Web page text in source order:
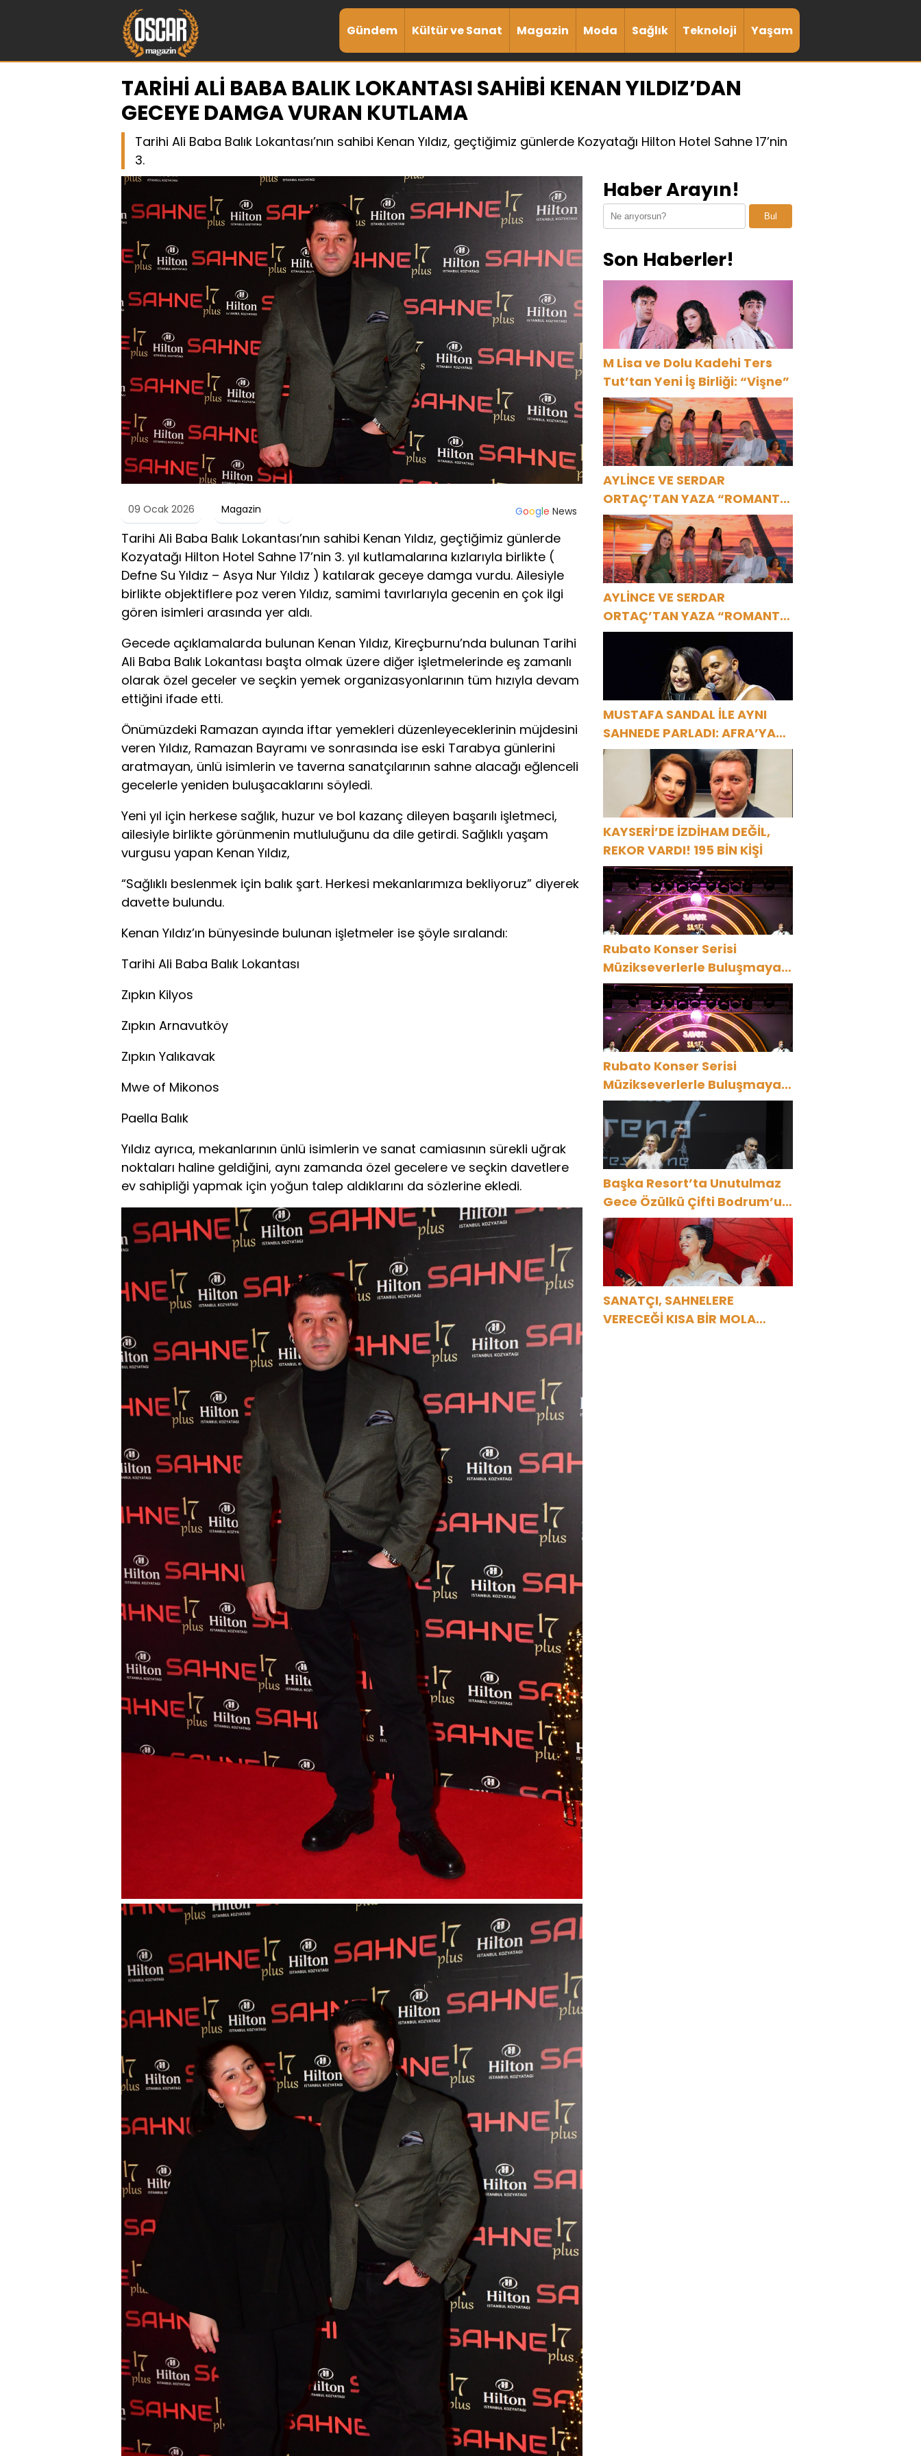
Gündem Kültür ve Sanat Magazin Moda Sağlık Teknoloji Yaşam
TARİHİ ALİ BABA BALIK LOKANTASI SAHİBİ KENAN YILDIZ’DAN
GECEYE DAMGA VURAN KUTLAMA
Tarihi Ali Baba Balık Lokantası’nın sahibi Kenan Yıldız, geçtiğimiz günlerde Kozyatağı Hilton Hotel Sahne 17’nin
3.
09 Ocak 2026 Magazin Google News
Tarihi Ali Baba Balık Lokantası’nın sahibi Kenan Yıldız, geçtiğimiz günlerde
Kozyatağı Hilton Hotel Sahne 17’nin 3. yıl kutlamalarına kızlarıyla birlikte (
Defne Su Yıldız – Asya Nur Yıldız ) katılarak geceye damga vurdu. Ailesiyle
birlikte objektiflere poz veren Yıldız, samimi tavırlarıyla gecenin en çok ilgi
gören isimleri arasında yer aldı.
Gecede açıklamalarda bulunan Kenan Yıldız, Kireçburnu’nda bulunan Tarihi
Ali Baba Balık Lokantası başta olmak üzere diğer işletmelerinde eş zamanlı
olarak özel geceler ve seçkin yemek organizasyonlarının tüm hızıyla devam
ettiğini ifade etti.
Önümüzdeki Ramazan ayında iftar yemekleri düzenleyeceklerinin müjdesini
veren Yıldız, Ramazan Bayramı ve sonrasında ise eski Tarabya günlerini
aratmayan, ünlü isimlerin ve taverna sanatçılarının sahne alacağı eğlenceli
gecelerle yeniden buluşacaklarını söyledi.
Yeni yıl için herkese sağlık, huzur ve bol kazanç dileyen başarılı işletmeci,
ailesiyle birlikte görünmenin mutluluğunu da dile getirdi. Sağlıklı yaşam
vurgusu yapan Kenan Yıldız,
“Sağlıklı beslenmek için balık şart. Herkesi mekanlarımıza bekliyoruz” diyerek
davette bulundu.
Kenan Yıldız’ın bünyesinde bulunan işletmeler ise şöyle sıralandı:
Tarihi Ali Baba Balık Lokantası
Zıpkın Kilyos
Zıpkın Arnavutköy
Zıpkın Yalıkavak
Mwe of Mikonos
Paella Balık
Yıldız ayrıca, mekanlarının ünlü isimlerin ve sanat camiasının sürekli uğrak
noktaları haline geldiğini, aynı zamanda özel gecelere ve seçkin davetlere
ev sahipliği yapmak için yoğun talep aldıklarını da sözlerine ekledi.
Haber Arayın!
Bul
Son Haberler!
M Lisa ve Dolu Kadehi Ters
Tut’tan Yeni İş Birliği: “Vişne”
AYLİNCE VE SERDAR
ORTAÇ’TAN YAZA “ROMANTİK
AŞK” BOMBASI!
AYLİNCE VE SERDAR
ORTAÇ’TAN YAZA “ROMANTİK
AŞK” BOMBASI!
MUSTAFA SANDAL İLE AYNI
SAHNEDE PARLADI: AFRA’YA
HARBİYE’DE BÜYÜK ALKIŞ
KAYSERİ’DE İZDİHAM DEĞİL,
REKOR VARDI! 195 BİN KİŞİ
Rubato Konser Serisi
Müzikseverlerle Buluşmaya
Devam Ediyor
Rubato Konser Serisi
Müzikseverlerle Buluşmaya
Devam Ediyor
Başka Resort’ta Unutulmaz
Gece Özülkü Çifti Bodrum’u
Büyüledi
SANATÇI, SAHNELERE
VERECEĞİ KISA BİR MOLA